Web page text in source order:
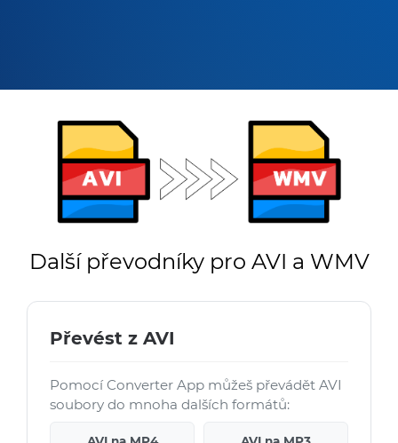
Další převodníky pro AVI a WMV
Převést z AVI
Pomocí Converter App můžeš převádět AVI
soubory do mnoha dalších formátů: